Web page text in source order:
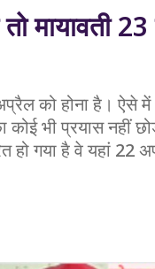
मायावती 23
को होना है। ऐसे
कोई भी प्रयास नहीं
हो गया है वे यहां